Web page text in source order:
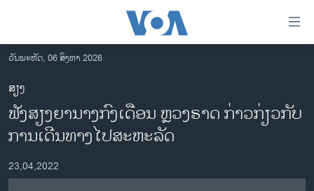
ເຂົ້າ
ຫາ
ຂ້າມ
ຂ້າມ
ຂ້າມ
ໄປ
ຫາ
ຊອກ
ລາວ
ອາເມຣິກາ
ການເລືອກຕັ້ງ ປະທານາທີບໍດີ ສະຫະລັດ 2024
ຂ່າວ​ຈີນ
ວັນພະຫັດ, 06 ສິງຫາ 2026
ສຽງ
ຟັງສຽງຍານາງກົງເດືອນ ຫຼວງຣາດ ກ່າວກ່ຽວກັບ
ການເດີນທາງໄປສະຫະລັດ
23,04,2022